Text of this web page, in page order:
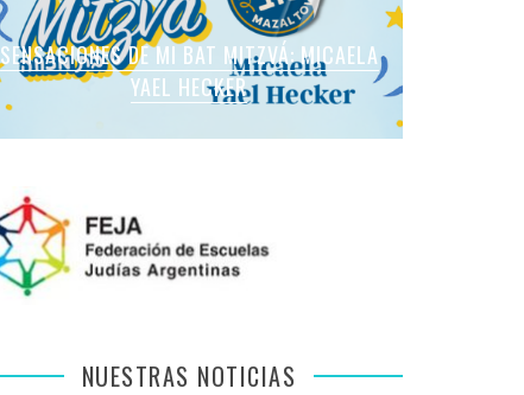
SENSACIONES DE MI BAT MITZVÁ: MICAELA
YAEL HECKER
SENSACIONES DE MI BAT MITZVÁ: MARTINA
SOL LEVY
SENSACIONES DE MI BAT MITZVÁ: MICAELA
ROMANO APFELBAUM
SENSACIONES DE MI BAT MITZVÁ: VIOLETA
LIEBMAN
SENSACIONES EN MI BAR MITZVÁ: VITALI
GUIDA
NUESTRAS NOTICIAS